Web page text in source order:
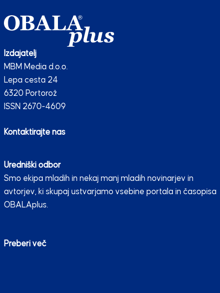
Izdajatelj
MBM Media d.o.o.
Lepa cesta 24
6320 Portorož
ISSN 2670-4609
Kontaktirajte nas
Uredniški odbor
Smo ekipa mladih in nekaj manj mladih novinarjev in
avtorjev, ki skupaj ustvarjamo vsebine portala in časopisa
OBALAplus.
Preberi več